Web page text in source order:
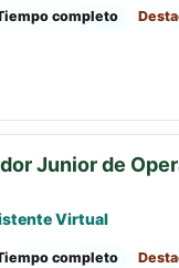
completo
Junior de
Virtual
completo